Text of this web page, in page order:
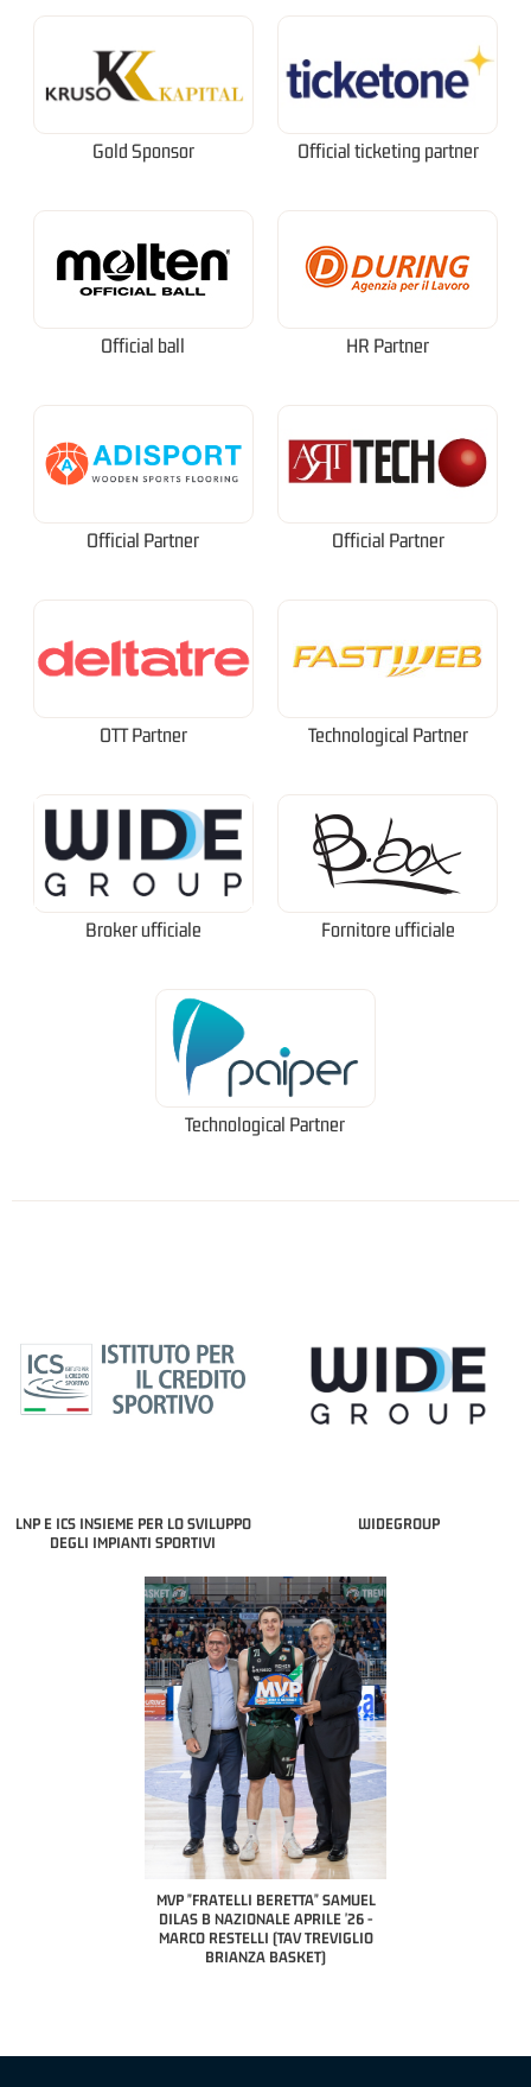
Gold Sponsor Official ticketing partner
Official ball HR Partner
Official Partner Official Partner
OTT Partner Technological Partner
Broker ufficiale Fornitore ufficiale
Technological Partner
LNP E ICS INSIEME PER LO SVILUPPO
DEGLI IMPIANTI SPORTIVI
WIDEGROUP
MVP "FRATELLI BERETTA" SAMUEL
DILAS B NAZIONALE APRILE '26 -
MARCO RESTELLI (TAV TREVIGLIO
BRIANZA BASKET)